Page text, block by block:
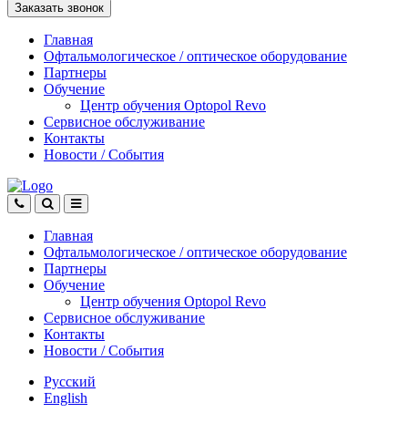
Заказать звонок
Главная
Офтальмологическое / оптическое оборудование
Партнеры
Обучение
Центр обучения Оptopol Revo
Сервисное обслуживание
Контакты
Новости / События
Главная
Офтальмологическое / оптическое оборудование
Партнеры
Обучение
Центр обучения Оptopol Revo
Сервисное обслуживание
Контакты
Новости / События
Русский
English